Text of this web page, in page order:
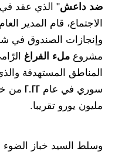
ضد داعش" الذي عقد في
الاجتماع، قام المدير
وإنجازات الصندوق في
مشروعملء الفراغ
مليون يورو تقريبا.
وسلط السيد خباز الضوء